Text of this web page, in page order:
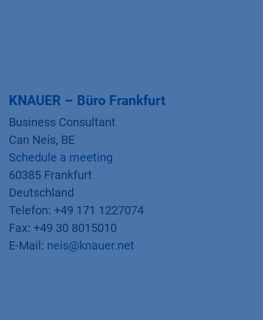
KNAUER – Büro Frankfurt
Business Consultant
Can Neis, BE
Schedule a meeting
60385 Frankfurt
Deutschland
Telefon: +49 171 1227074
Fax: +49 30 8015010
E-Mail: neis@knauer.net